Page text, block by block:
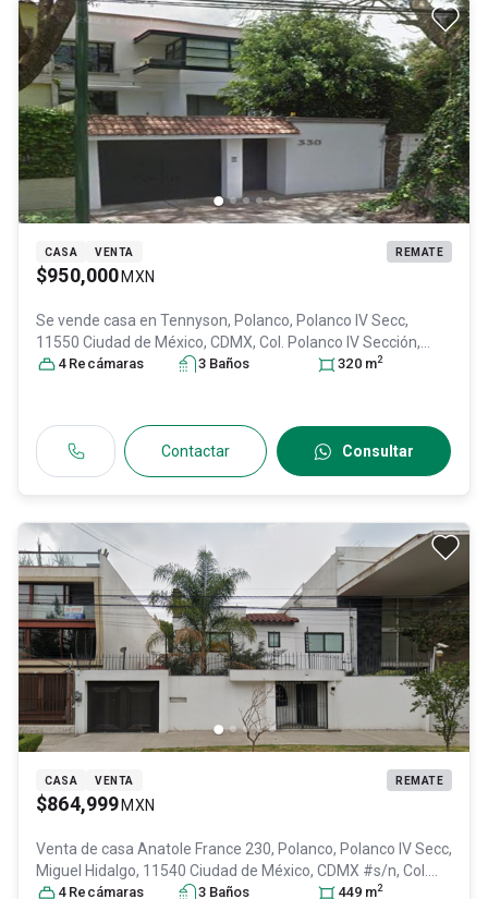
CASA VENTA REMATE
$950,000 MXN
Se vende casa en Tennyson, Polanco, Polanco IV Secc,
11550 Ciudad de México, CDMX, Col. Polanco IV Sección,
Miguel Hidalgo, DF / CDMX, México , C.P. 11550, ID:30502772
4 Recámaras 3 Baños 320 m2
Contactar Consultar
CASA VENTA REMATE
$864,999 MXN
Venta de casa Anatole France 230, Polanco, Polanco IV Secc,
Miguel Hidalgo, 11540 Ciudad de México, CDMX #s/n, Col.
Polanco III Sección,
Miguel Hidalgo , DF / CDMX, México
4 Recámaras 3 Baños 449 m2